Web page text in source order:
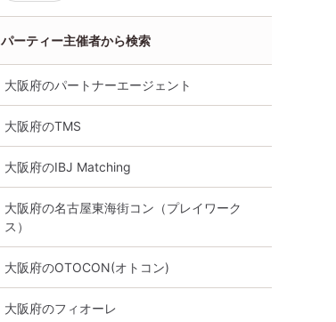
マッチング婚活パーティー・
街コン 8/9 11時00分 in 梅田
8月9日
「20代前半～1
8月9日
パーティー主催者から検索
大阪府のパートナーエージェント
大阪府のTMS
大阪府のIBJ Matching
大阪府の名古屋東海街コン（プレイワーク
ス）
大阪府のOTOCON(オトコン)
大阪府のフィオーレ